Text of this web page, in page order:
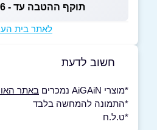
תוקף ההטבה עד - 07.09.2026
לאתר בית
חשוב לדעת
*מוצרי AiGAiN נמכרים באתר
*התמונה להמחשה בלבד
*ט.ל.ח